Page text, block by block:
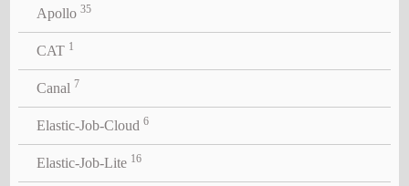
Apollo 35
CAT 1
Canal 7
Elastic-Job-Cloud 6
Elastic-Job-Lite 16